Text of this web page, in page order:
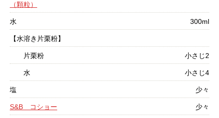
（顆粒）
水 300ml
【水溶き片栗粉】
片栗粉 小さじ2
水 小さじ4
塩 少々
S&B コショー 少々